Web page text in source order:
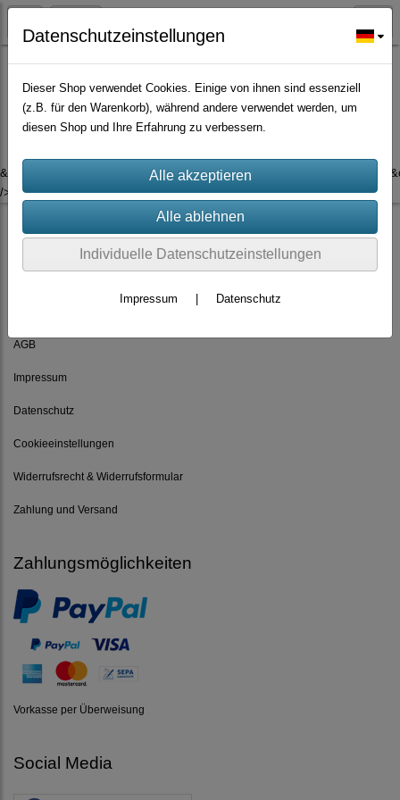
Es wurden leider keine Produkte gefunden.
/>
AGB
Impressum
Datenschutz
Cookieeinstellungen
Widerrufsrecht & Widerrufsformular
Zahlung und Versand
Zahlungsmöglichkeiten
Vorkasse per Überweisung
Social Media
Datenschutzeinstellungen
Dieser Shop verwendet Cookies. Einige von ihnen sind essenziell
(z.B. für den Warenkorb), während andere verwendet werden, um
diesen Shop und Ihre Erfahrung zu verbessern.
Individuelle Datenschutzeinstellungen
Impressum Datenschutz